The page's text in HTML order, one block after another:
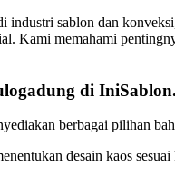
industri sablon dan
Kami memahami
di
berbagai pilihan
desain kaos